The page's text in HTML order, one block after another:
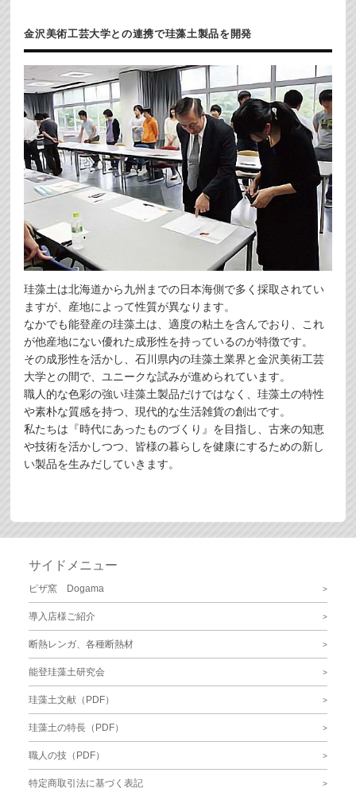
金沢美術工芸大学との連携で珪藻土製品を開発
珪藻土は北海道から九州までの日本海側で多く採取されてい
ますが、産地によって性質が異なります。
なかでも能登産の珪藻土は、適度の粘土を含んでおり、これ
が他産地にない優れた成形性を持っているのが特徴です。
その成形性を活かし、石川県内の珪藻土業界と金沢美術工芸
大学との間で、ユニークな試みが進められています。
職人的な色彩の強い珪藻土製品だけではなく、珪藻土の特性
や素朴な質感を持つ、現代的な生活雑貨の創出です。
私たちは『時代にあったものづくり』を目指し、古来の知恵
や技術を活かしつつ、皆様の暮らしを健康にするための新し
い製品を生みだしていきます。
サイドメニュー
ピザ窯 Dogama
導入店様ご紹介
断熱レンガ、各種断熱材
能登珪藻土研究会
珪藻土文献（PDF）
珪藻土の特長（PDF）
職人の技（PDF）
特定商取引法に基づく表記